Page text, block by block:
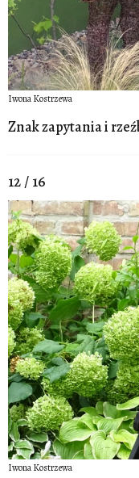
Iwona Kostrzewa
Znak zapytania i
12 / 16
Iwona Kostrzewa